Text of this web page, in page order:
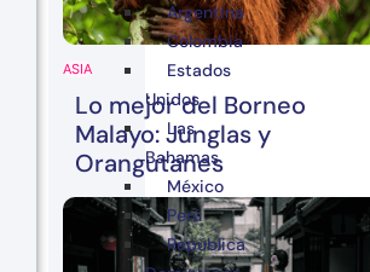
ASIA
Lo mejor del Borneo
Malayo: Junglas y
Orangutanes
Argentina
Colombia
Estados
Unidos
Las
Bahamas
México
Perú
República